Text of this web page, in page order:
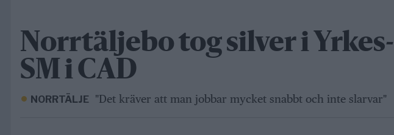
Norrtäljebo tog silver i Yrkes-
SM i CAD
NORRTÄLJE "Det kräver att man jobbar mycket snabbt och inte slarvar"